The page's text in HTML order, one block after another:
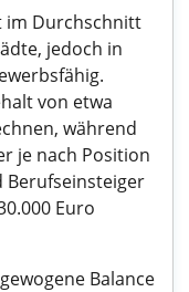
im Durchschnitt
jedoch in
von etwa
während
je nach Position
Berufseinsteiger
Euro
Balance